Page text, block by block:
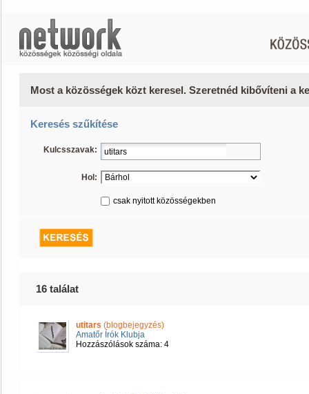
Most a közösségek közt keresel. Szeretnéd kibővíteni a
Keresés szűkítése
Kulcsszavak:
Hol:
csak nyitott közösségekben
16 találat
utitars (blogbejegyzés)
Amatőr Írók Klubja
Hozzászólások száma: 4